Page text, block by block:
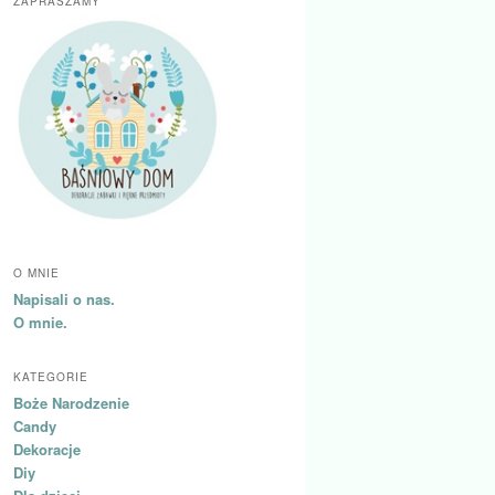
O MNIE
Napisali o nas.
O mnie.
KATEGORIE
Boże Narodzenie
Candy
Dekoracje
Diy